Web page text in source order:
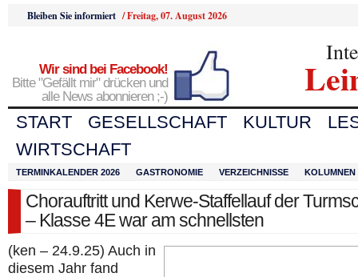
Bleiben Sie informiert /Freitag, 07. August 2026
Wir sind bei Facebook!
Bitte "Gefällt mir" drücken und
alle News abonnieren ;-)
START GESELLSCHAFT KULTUR
WIRTSCHAFT
TERMINKALENDER 2026 GASTRONOMIE VERZEICHNISSE KOLUMNEN
Chorauftritt und Kerwe-Staffellauf der
– Klasse 4E war am schnellsten
(ken – 24.9.25) Auch in
diesem Jahr fand